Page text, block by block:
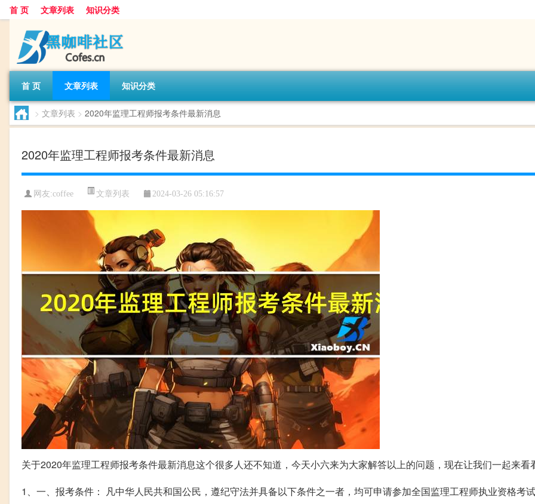
首 页 文章列表 知识分类
首 页 文章列表 知识分类
> 文章列表 > 2020年监理工程师报考条件最新消息
2020年监理工程师报考条件最新消息
网友:coffee 文章列表 2024-03-26 05:16:57
关于2020年监理工程师报考条件最新消息这个很多人还不知道，今天小六来为大家解答以上的问题，现在让我们一起来看
1、一、报考条件： 凡中华人民共和国公民，遵纪守法并具备以下条件之一者，均可申请参加全国监理工程师执业资